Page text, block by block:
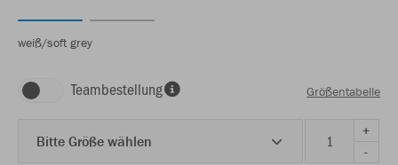
weiß/soft grey
Teambestellung Größentabelle
Bitte Größe wählen
+
-